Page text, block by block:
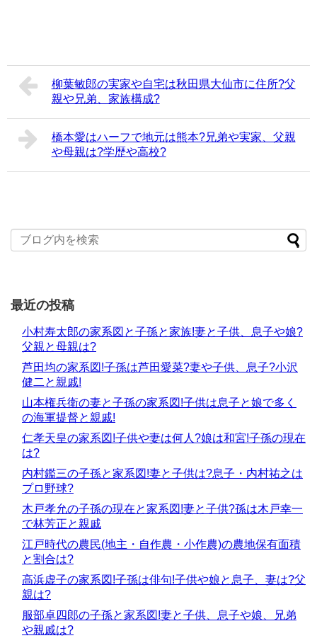
柳葉敏郎の実家や自宅は秋田県大仙市に住所?父
親や兄弟、家族構成?
橋本愛はハーフで地元は熊本?兄弟や実家、父親
や母親は?学歴や高校?
最近の投稿
小村寿太郎の家系図と子孫と家族!妻と子供、息子や娘?
父親と母親は?
芦田均の家系図!子孫は芦田愛菜?妻や子供、息子?小沢
健二と親戚!
山本権兵衛の妻と子孫の家系図!子供は息子と娘で多く
の海軍提督と親戚!
仁孝天皇の家系図!子供や妻は何人?娘は和宮!子孫の現在
は?
内村鑑三の子孫と家系図!妻と子供は?息子・内村祐之は
プロ野球?
木戸孝允の子孫の現在と家系図!妻と子供?孫は木戸幸一
で林芳正と親戚
江戸時代の農民(地主・自作農・小作農)の農地保有面積
と割合は?
高浜虚子の家系図!子孫は俳句!子供や娘と息子、妻は?父
親は?
服部卓四郎の子孫と家系図!妻と子供、息子や娘、兄弟
や親戚は?